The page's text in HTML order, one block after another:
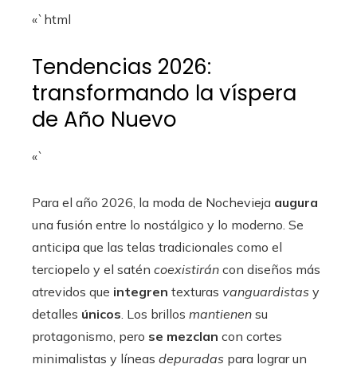
«`html
Tendencias 2026:
transformando la víspera
de Año Nuevo
«`
Para el año 2026, la moda de Nochevieja augura
una fusión entre lo nostálgico y lo moderno. Se
anticipa que las telas tradicionales como el
terciopelo y el satén coexistirán con diseños más
atrevidos que integren texturas vanguardistas y
detalles únicos. Los brillos mantienen su
protagonismo, pero se mezclan con cortes
minimalistas y líneas depuradas para lograr un